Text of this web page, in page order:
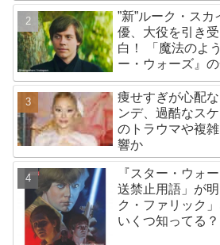
”新”ルーク・ス
優、大役を引き
白！ 「魔法のよ
ー・ウォーズ』
とによろこび爆発
痩せすぎが心配
ンデ、過酷なス
のトラウマや複
響か
『スター・ウォ
送禁止用語」が
ク・ファリック
いくつ知ってる？